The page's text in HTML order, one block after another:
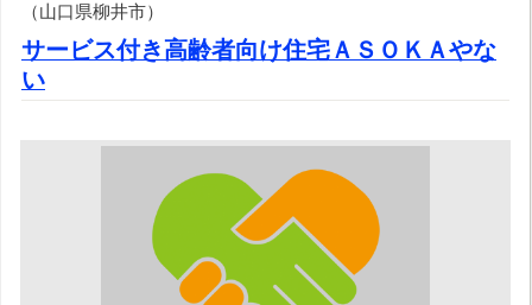
（山口県柳井市）
サービス付き高齢者向け住宅ＡＳＯＫＡやな
い